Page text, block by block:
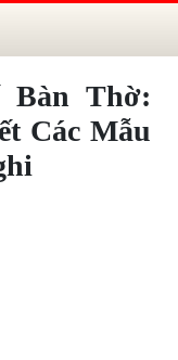
Bàn Thờ:
Các Mẫu